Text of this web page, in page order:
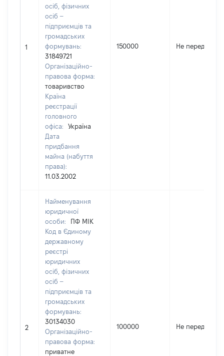
1
осіб, фізичних
осіб –
підприємців та
громадських
формувань:
31849721
Організаційно-
правова форма:
товаривство
Країна
реєстрації
головного
офіса:
Україна
Дата
придбання
майна (набуття
права):
11.03.2002
150000 Не передано
2
Найменування
юридичної
особи:
ПФ МІК
Код в Єдиному
державному
реєстрі
юридичних
осіб, фізичних
осіб –
підприємців та
громадських
формувань:
30134030
Організаційно-
правова форма:
приватне
100000 Не передано